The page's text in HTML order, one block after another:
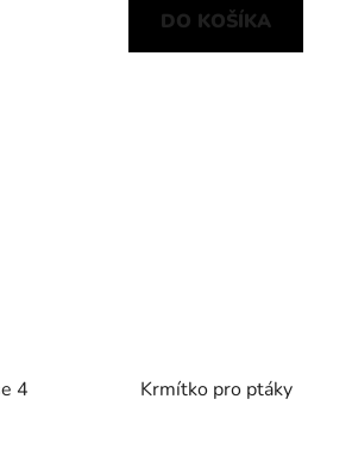
DO KOŠÍKA
4
Krmítko pro ptáky